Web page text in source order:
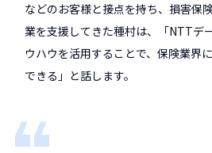
などのお客様と接点を持ち、損害保
業を支援してきた種村は、「NTTデ
ウハウを活用することで、保険業界
できる」と話します。